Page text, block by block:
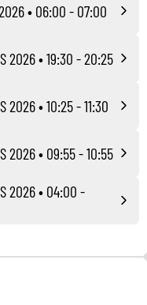
• 06:00 - 07:00
2026• 19:30 - 20:25
2026• 10:25 - 11:30
2026• 09:55 - 10:55
2026• 04:00 -